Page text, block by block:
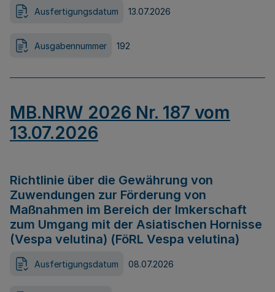
Ausfertigungsdatum 13.07.2026
Ausgabennummer 192
MB.NRW 2026 Nr. 187 vom
13.07.2026
Richtlinie über die Gewährung von
Zuwendungen zur Förderung von
Maßnahmen im Bereich der Imkerschaft
zum Umgang mit der Asiatischen Hornisse
(Vespa velutina) (FöRL Vespa velutina)
Ausfertigungsdatum 08.07.2026